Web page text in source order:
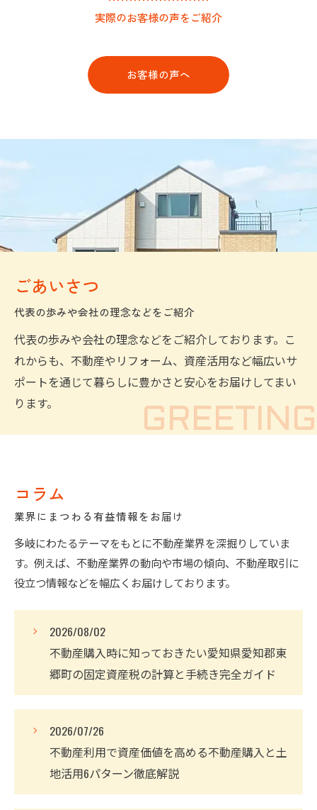
実際のお客様の声をご紹介
お客様の声へ
ごあいさつ
代表の歩みや会社の理念などをご紹介
代表の歩みや会社の理念などをご紹介しております。こ
れからも、不動産やリフォーム、資産活用など幅広いサ
ポートを通じて暮らしに豊かさと安心をお届けしてまい
ります。
コラム
業界にまつわる有益情報をお届け
多岐にわたるテーマをもとに不動産業界を深掘りしていま
す。例えば、不動産業界の動向や市場の傾向、不動産取引に
役立つ情報などを幅広くお届けしております。
2026/08/02
不動産購入時に知っておきたい愛知県愛知郡東
郷町の固定資産税の計算と手続き完全ガイド
2026/07/26
不動産利用で資産価値を高める不動産購入と土
地活用6パターン徹底解説